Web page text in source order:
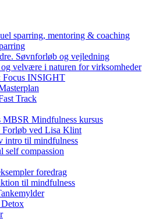
sparring, mentoring & coaching
Søvnforløb og vejledning
velvære i naturen for virksomheder
Focus INSIGHT
Track
MBSR Mindfulness kursus
ved Lisa Klint
intro til mindfulness
self compassion
foredrag
til mindfulness